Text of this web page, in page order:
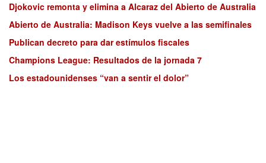
Djokovic remonta y elimina a Alcaraz del Abierto de Australia
Abierto de Australia: Madison Keys vuelve a las semifinales
Publican decreto para dar estímulos fiscales
Champions League: Resultados de la jornada 7
Los estadounidenses “van a sentir el dolor”